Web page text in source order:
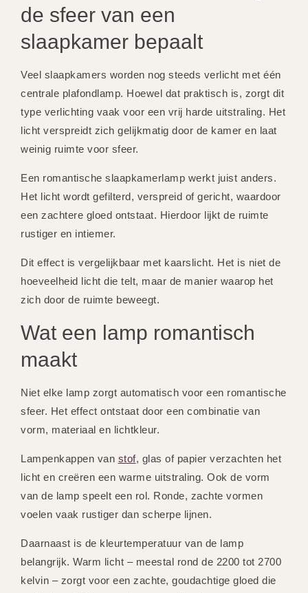
de sfeer van een
slaapkamer bepaalt
Veel slaapkamers worden nog steeds verlicht met één
centrale plafondlamp. Hoewel dat praktisch is, zorgt dit
type verlichting vaak voor een vrij harde uitstraling. Het
licht verspreidt zich gelijkmatig door de kamer en laat
weinig ruimte voor sfeer.
Een romantische slaapkamerlamp werkt juist anders.
Het licht wordt gefilterd, verspreid of gericht, waardoor
een zachtere gloed ontstaat. Hierdoor lijkt de ruimte
rustiger en intiemer.
Dit effect is vergelijkbaar met kaarslicht. Het is niet de
hoeveelheid licht die telt, maar de manier waarop het
zich door de ruimte beweegt.
Wat een lamp romantisch
maakt
Niet elke lamp zorgt automatisch voor een romantische
sfeer. Het effect ontstaat door een combinatie van
vorm, materiaal en lichtkleur.
Lampenkappen van stof, glas of papier verzachten het
licht en creëren een warme uitstraling. Ook de vorm
van de lamp speelt een rol. Ronde, zachte vormen
voelen vaak rustiger dan scherpe lijnen.
Daarnaast is de kleurtemperatuur van de lamp
belangrijk. Warm licht – meestal rond de 2200 tot 2700
kelvin – zorgt voor een zachte, goudachtige gloed die